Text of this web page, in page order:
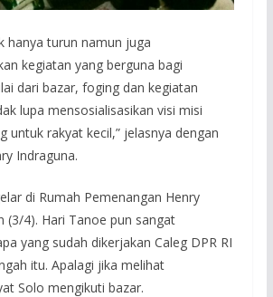
hanya turun namun juga
kegiatan yang berguna bagi
dari bazar, foging dan kegiatan
lupa mensosialisasikan visi misi
untuk rakyat kecil,” jelasnya dengan
Indraguna.
di Rumah Pemenangan Henry
(3/4). Hari Tanoe pun sangat
yang sudah dikerjakan Caleg DPR RI
itu. Apalagi jika melihat
Solo mengikuti bazar.